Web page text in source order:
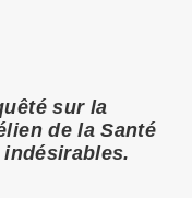
sur la
de la Santé